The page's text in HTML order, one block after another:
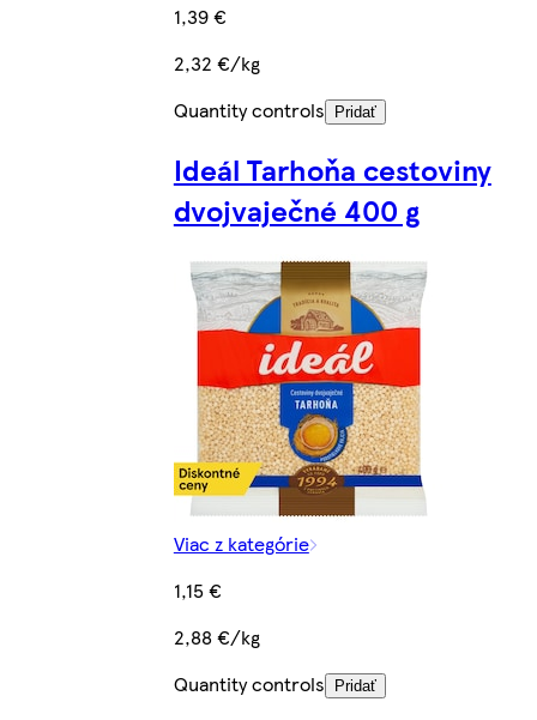
1,39 €
2,32 €/kg
Quantity controls
Pridať
Ideál Tarhoňa cestoviny
dvojvaječné 400 g
Viac z kategórie
1,15 €
2,88 €/kg
Quantity controls
Pridať